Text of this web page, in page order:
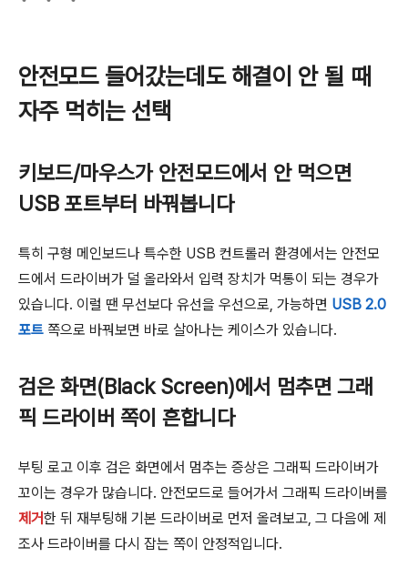
안전모드 들어갔는데도 해결이 안 될 때
자주 먹히는 선택
키보드/마우스가 안전모드에서 안 먹으면
USB 포트부터 바꿔봅니다
특히 구형 메인보드나 특수한 USB 컨트롤러 환경에서는 안전모
드에서 드라이버가 덜 올라와서 입력 장치가 먹통이 되는 경우가
있습니다. 이럴 땐 무선보다 유선을 우선으로, 가능하면 USB 2.0
포트 쪽으로 바꿔보면 바로 살아나는 케이스가 있습니다.
검은 화면(Black Screen)에서 멈추면 그래
픽 드라이버 쪽이 흔합니다
부팅 로고 이후 검은 화면에서 멈추는 증상은 그래픽 드라이버가
꼬이는 경우가 많습니다. 안전모드로 들어가서 그래픽 드라이버를
제거한 뒤 재부팅해 기본 드라이버로 먼저 올려보고, 그 다음에 제
조사 드라이버를 다시 잡는 쪽이 안정적입니다.